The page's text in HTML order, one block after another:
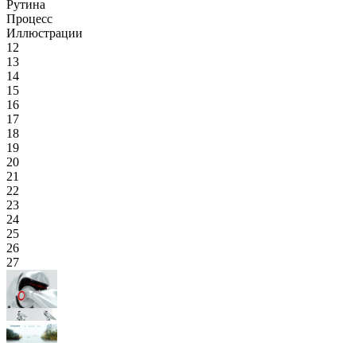
Рутина
Процесс
Иллюстрации
12
13
14
15
16
17
18
19
20
21
22
23
24
25
26
27